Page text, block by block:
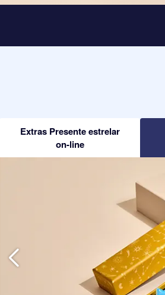
Extras Presente estrelar
on-line